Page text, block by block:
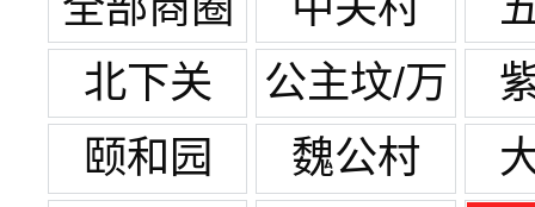
北下关
公主坟/万
寿路
颐和园
魏公村